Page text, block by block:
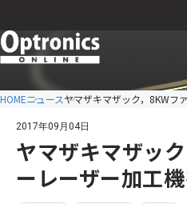
HOMEニュースヤマザキマザック，8KWフ
2017年09月04日
ヤマザキマザッ
ーレーザー加工